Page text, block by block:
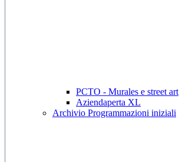
PCTO - Murales e street art
Aziendaperta XL
Archivio Programmazioni iniziali